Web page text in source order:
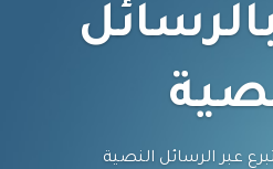
عبر الرسائل النصية